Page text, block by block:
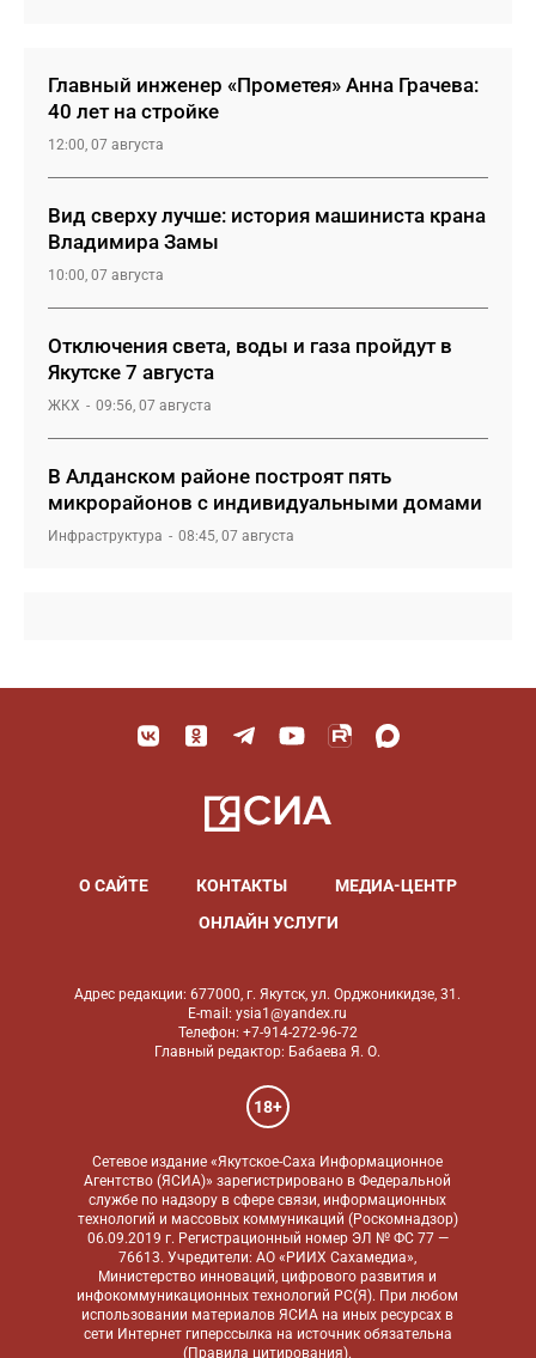
Главный инженер «Прометея» Анна Грачева:
40 лет на стройке
12:00, 07 августа
Вид сверху лучше: история машиниста крана
Владимира Замы
10:00, 07 августа
Отключения света, воды и газа пройдут в
Якутске 7 августа
ЖКХ 09:56, 07 августа
В Алданском районе построят пять
микрорайонов с индивидуальными домами
Инфраструктура 08:45, 07 августа
О САЙТЕ КОНТАКТЫ
МЕДИА-ЦЕНТР
ОНЛАЙН УСЛУГИ
Адрес редакции: 677000, г. Якутск, ул. Орджоникидзе, 31.
E-mail: ysia1@yandex.ru
Телефон: +7-914-272-96-72
Главный редактор: Бабаева Я. О.
18+
Сетевое издание «Якутское-Саха Информационное
Агентство (ЯСИА)» зарегистрировано в Федеральной
службе по надзору в сфере связи, информационных
технологий и массовых коммуникаций (Роскомнадзор)
06.09.2019 г. Регистрационный номер ЭЛ № ФС 77 —
76613. Учредители: АО «РИИХ Сахамедиа»,
Министерство инноваций, цифрового развития и
инфокоммуникационных технологий РС(Я). При любом
использовании материалов ЯСИА на иных ресурсах в
сети Интернет гиперссылка на источник обязательна
(Правила цитирования).